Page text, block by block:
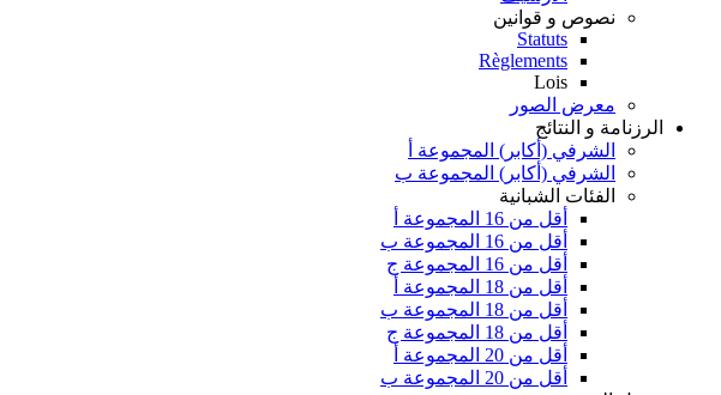
نصوص و قوانين
Statuts
Règlements
Lois
معرض الصور
الرزنامة و النتائج
الشرفي (أكابر) المجموعة أ
الشرفي (أكابر) المجموعة ب
الفئات الشبانية
أقل من 16 المجموعة أ
أقل من 16 المجموعة ب
أقل من 16 المجموعة ج
أقل من 18 المجموعة أ
أقل من 18 المجموعة ب
أقل من 18 المجموعة ج
أقل من 20 المجموعة أ
أقل من 20 المجموعة ب